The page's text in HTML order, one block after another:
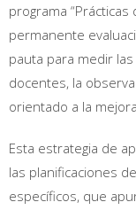
programa
permanente
pauta para medir
docentes, la
orientado a la
Esta estrategia de
las planificaciones
específicos, que